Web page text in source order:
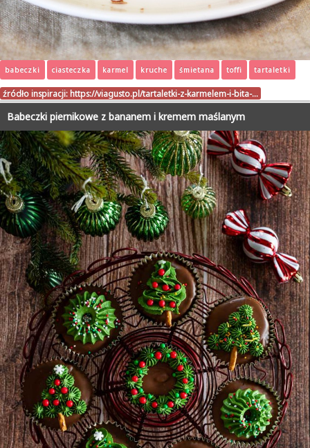
babeczki ciasteczka karmel kruche śmietana toffi tartaletki
źródło inspiracji: https://viagusto.pl/tartaletki-z-karmelem-i-bita-…
Babeczki piernikowe z bananem i kremem maślanym